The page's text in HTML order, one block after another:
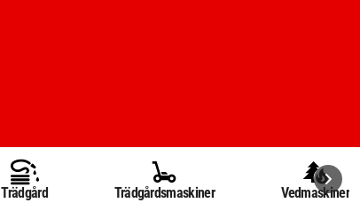
Trädgård Trädgårdsmaskiner Vedmaskiner